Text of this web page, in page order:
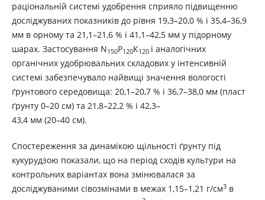
раціональній системі удобрення сприяло підвищенню
досліджуваних показників до рівня 19,3–20,0 % і 35,4–36,9
мм в орному та 21,1–21,6 % і 41,1–42,5 мм у підорному
шарах. Застосування N150Р120К120 і аналогічних
органічних удобрювальних складових у інтенсивній
системі забезпечувало найвищі значення вологості
ґрунтового середовища: 20,1–20,7 % і 36,7–38,0 мм (пласт
ґрунту 0–20 см) та 21,8–22,2 % і 42,3–
43,4 мм (20–40 см).
Спостереження за динамікою щільності ґрунту під
кукурудзою показали, що на період сходів культури на
контрольних варіантах вона змінювалася за
досліджуваними сівозмінами в межах 1,15–1,21 г/см3в